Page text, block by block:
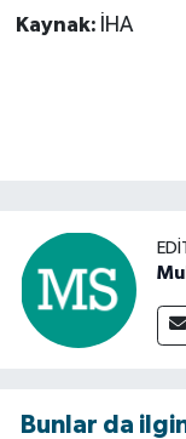
Kaynak: İHA
Bunlar da